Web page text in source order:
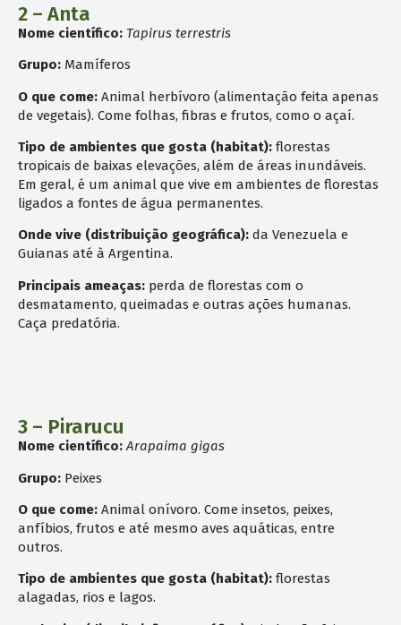
2 – Anta
Nome científico: Tapirus terrestris
Grupo: Mamíferos
O que come: Animal herbívoro (alimentação feita apenas
de vegetais). Come folhas, fibras e frutos, como o açaí.
Tipo de ambientes que gosta (habitat): florestas
tropicais de baixas elevações, além de áreas inundáveis.
Em geral, é um animal que vive em ambientes de florestas
ligados a fontes de água permanentes.
Onde vive (distribuição geográfica): da Venezuela e
Guianas até à Argentina.
Principais ameaças: perda de florestas com o
desmatamento, queimadas e outras ações humanas.
Caça predatória.
3 – Pirarucu
Nome científico:Arapaima gigas
Grupo: Peixes
O que come: Animal onívoro. Come insetos, peixes,
anfíbios, frutos e até mesmo aves aquáticas, entre
outros.
Tipo de ambientes que gosta (habitat): florestas
alagadas, rios e lagos.